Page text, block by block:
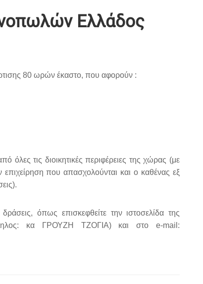
Ελλάδος
80 ωρών έκαστο, που αφορούν :
όλες τις διοικητικές περιφέρειες της χώρας (με
επιχείρηση που απασχολούνται και ο καθένας εξ
όπως επισκεφθείτε την ιστοσελίδα της
κα ΓΡΟΥΖΗ ΤΖΟΓΙΑ) και στο e-mail: